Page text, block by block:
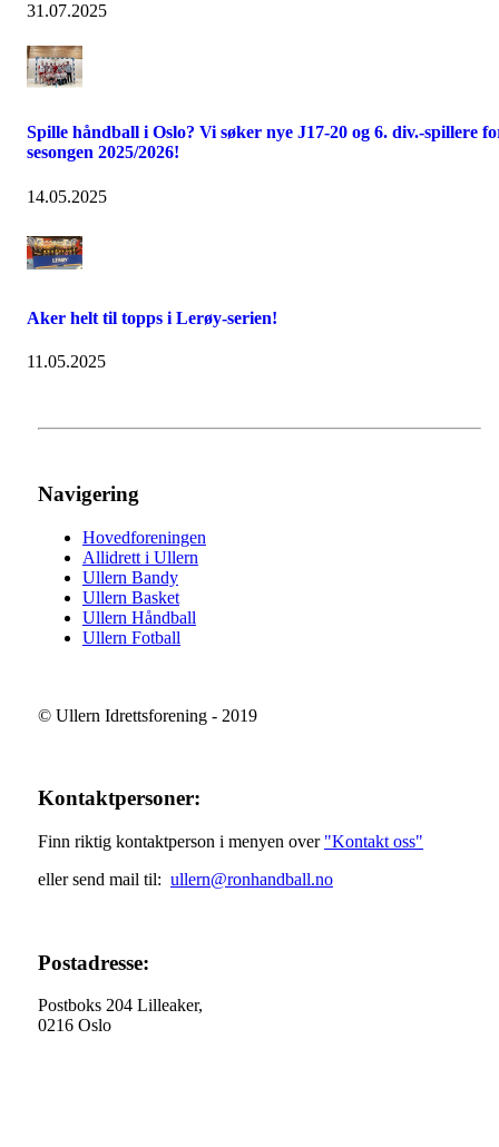
31.07.2025
Spille håndball i Oslo? Vi søker nye J17-20 og 6. div.-spillere
sesongen 2025/2026!
14.05.2025
Aker helt til topps i Lerøy-serien!
11.05.2025
Navigering
Hovedforeningen
Allidrett i Ullern
Ullern Bandy
Ullern Basket
Ullern Håndball
Ullern Fotball
© Ullern Idrettsforening - 2019
Kontaktpersoner:
Finn riktig kontaktperson i menyen over "Kontakt oss"
eller send mail til: ullern@ronhandball.no
Postadresse:
Postboks 204 Lilleaker,
0216 Oslo